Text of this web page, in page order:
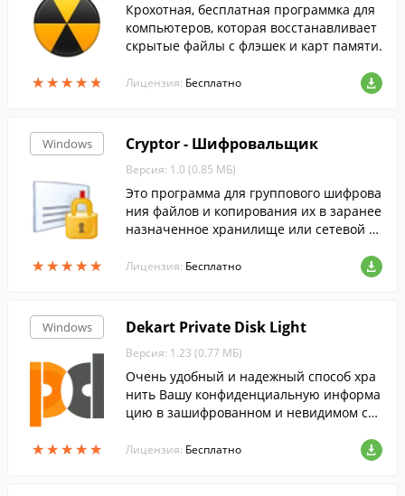
★★★★★
★★★★★
Крохотная, бесплатная программка для
компьютеров, которая восстанавливает
скрытые файлы с флэшек и карт памяти.
Лицензия: Бесплатно
Windows
★★★★★
★★★★★
Cryptor - Шифровальщик
Версия: 1.0 (0.85 МБ)
Это программа для группового шифрова
ния файлов и копирования их в заранее
назначенное хранилище или сетевой д
Лицензия: Бесплатно
Windows
★★★★★
★★★★★
Dekart Private Disk Light
Версия: 1.23 (0.77 МБ)
Очень удобный и надежный способ хра
нить Вашу конфиденциальную информа
цию в зашифрованном и невидимом сос
Лицензия: Бесплатно